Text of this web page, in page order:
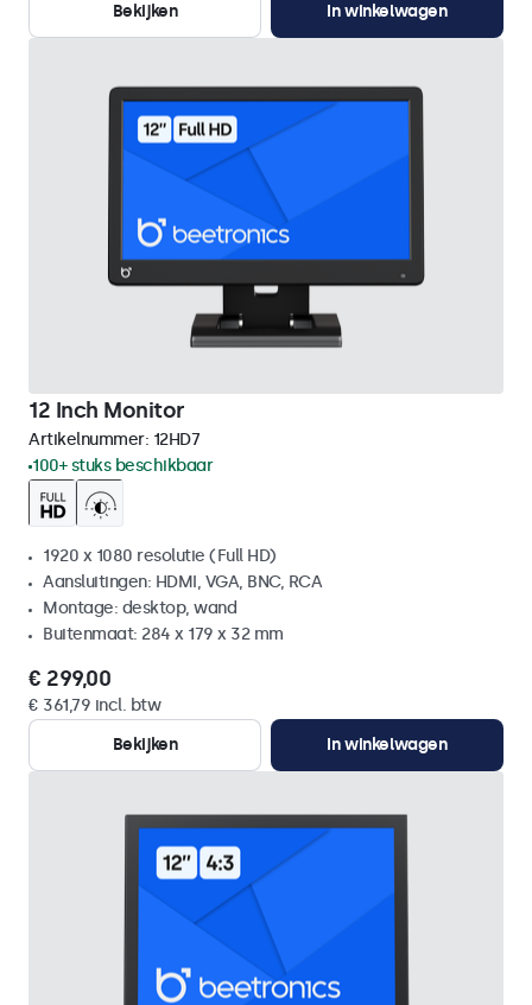
Bekijken
In winkelwagen
12 Inch Monitor
Artikelnummer: 12HD7
100+ stuks beschikbaar
1920 x 1080 resolutie (Full HD)
Aansluitingen: HDMI, VGA, BNC, RCA
Montage: desktop, wand
Buitenmaat: 284 x 179 x 32 mm
€ 299,00
€ 361,79 incl. btw
Bekijken
In winkelwagen